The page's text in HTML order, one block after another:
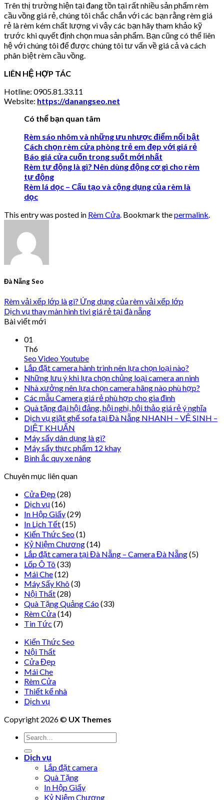
Trên thị trường hiện tại đang tồn tại rất nhiều sản phẩm rèm
cầu vồng giá rẻ, chúng tôi chắc chắn với các bạn rằng rèm giá
rẻ là rèm kém chất lượng vì vậy các bạn hãy tham khảo kỹ
trước khi quyết định chọn mua sản phẩm. Bạn cũng có thể liên
hệ với chúng tôi để được chúng tôi tư vấn về giá cả và cách
phân biệt rèm cầu vồng.
LIÊN HỆ HỢP TÁC
Hotline: 0905.81.33.11
Website: https://danangseo.net
Có thể bạn quan tâm
Rèm sáo nhôm và những ưu nhược điểm nổi bật
Cách chọn rèm cửa phòng trẻ em đẹp với giá rẻ
Báo giá cửa cuốn trong suốt mới nhất
Rèm tự động là gì? Nên dùng động cơ gì cho rèm
tự động
Rèm lá dọc – Cấu tạo và cộng dụng của rèm là
dọc
This entry was posted in Rèm Cửa. Bookmark thepermalink.
Đà Nẵng Seo
Rèm vải xếp lớp là gì? Ứng dụng của rèm vải xếp lớp
Dịch vụ thay màn hình tivi giá rẻ tại đà nẵng
Bài viết mới
01
Th6
Seo Video Youtube
Lắp đặt camera hành trình nên lựa chọn loại nào?
Những lưu ý khi lựa chọn chủng loại camera an ninh
Nhà xưởng nên lựa chọn camera hãng nào phù hợp?
Các mẫu Camera giá rẻ phù hợp cho gia đình
Quà tặng đại hội đảng, hội nghị, hội thảo giá rẻ ý nghĩa
Dịch vụ giặt ghế sofa tại Đà Nẵng NHANH – VỆ SINH –
DIỆT KHUẨN
Máy sấy dân dụng là gì?
Máy sấy thực phẩm 12 khay
Bình ắc quy xe nâng
Chuyên mục liên quan
Cửa Đẹp(28)
Dịch vụ (16)
In Hộp Giấy(29)
In Lịch Tết(15)
Kiến Thức Seo(1)
Kỷ Niệm Chương(14)
Lắp đặt camera tại Đà Nẵng – Camera Đà Nẵng(5)
Lốp Ô Tô(33)
Mái Che(12)
Máy Sấy Khô(3)
Nội Thất(28)
Quà Tặng Quảng Cáo(33)
Rèm Cửa(14)
Tin Tức (7)
Kiến Thức Seo
Nội Thất
Cửa Đẹp
Mái Che
Rèm Cửa
Thiết kế nhà
Dịch vụ
Copyright 2026 © UX Themes
Dịch vụ
Lắp đặt camera
Quà Tặng
In Hộp Giấy
Kỷ Niệm Chương